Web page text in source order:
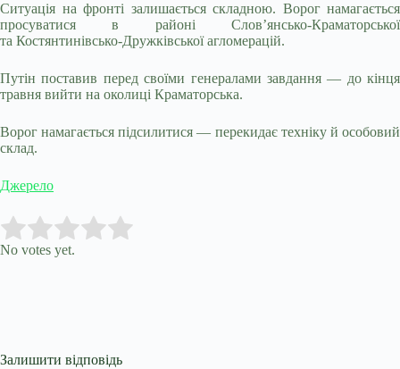
Ситуація на фронті залишається складною. Ворог намагається
просуватися в районі Слов’янсько-Краматорської
та Костянтинівсько-Дружківської агломерацій.
Путін поставив перед своїми генералами завдання — до кінця
травня вийти на околиці Краматорська.
Ворог намагається підсилитися — перекидає техніку й особовий
склад.
Джерело
Rate this item:
No votes yet.
Залишити відповідь